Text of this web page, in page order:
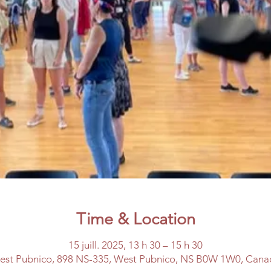
Time & Location
15 juill. 2025, 13 h 30 – 15 h 30
Pubnico, 898 NS-335, West Pubnico, NS B0W 1W0,